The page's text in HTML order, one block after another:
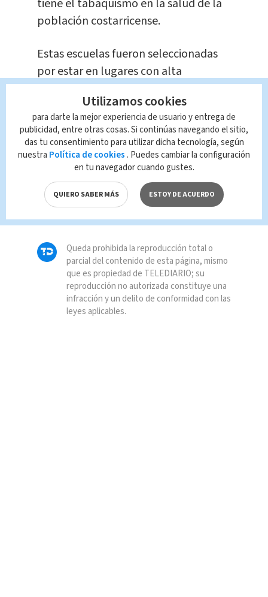
tiene el tabaquismo en la salud de la
población costarricense.
Estas escuelas fueron seleccionadas
por estar en lugares con alta
prevalencia en el consumo de tabaco,
según datos del Instituto sobre
Alcoholismo y Farmacodependencia
(IAFA).
TAGS RELACIONADOS:
Queda prohibida la reproducción total o
parcial del contenido de esta página, mismo
que es propiedad de TELEDIARIO; su
reproducción no autorizada constituye una
infracción y un delito de conformidad con las
leyes aplicables.
Utilizamos cookies
para darte la mejor experiencia de usuario y entrega de
publicidad, entre otras cosas. Si continúas navegando el sitio,
das tu consentimiento para utilizar dicha tecnología, según
nuestra Política de cookies . Puedes cambiar la configuración
en tu navegador cuando gustes.
QUIERO SABER MÁS ESTOY DE ACUERDO